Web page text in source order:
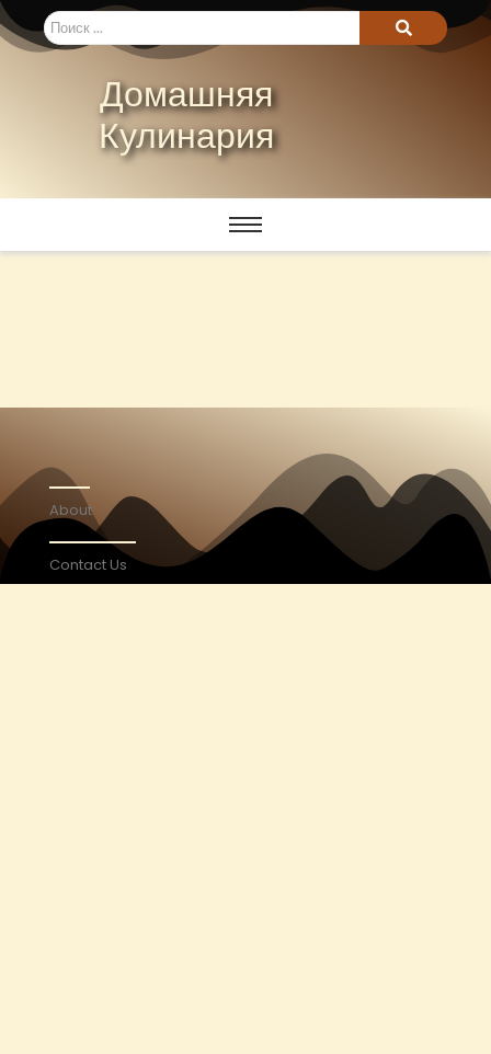
Домашняя
Кулинария
About
Contact Us